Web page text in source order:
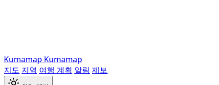
Kumamap Kumamap
지도 지역 여행 계획 알림 제보